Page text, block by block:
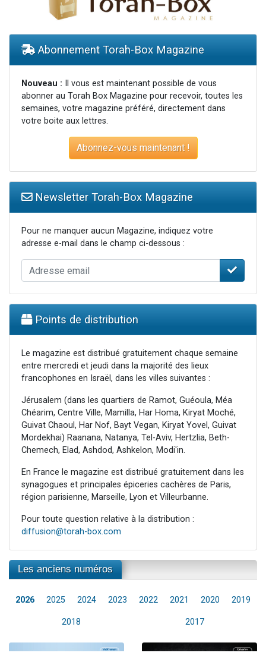
Abonnement Torah-Box Magazine
Nouveau : Il vous est maintenant possible de vous
abonner au Torah Box Magazine pour recevoir, toutes les
semaines, votre magazine préféré, directement dans
votre boite aux lettres.
Abonnez-vous maintenant !
Newsletter Torah-Box Magazine
Pour ne manquer aucun Magazine, indiquez votre
adresse e-mail dans le champ ci-dessous :
Points de distribution
Le magazine est distribué gratuitement chaque semaine
entre mercredi et jeudi dans la majorité des lieux
francophones en Israël, dans les villes suivantes :
Jérusalem (dans les quartiers de Ramot, Guéoula, Méa
Chéarim, Centre Ville, Mamilla, Har Homa, Kiryat Moché,
Guivat Chaoul, Har Nof, Bayt Vegan, Kiryat Yovel, Guivat
Mordekhai) Raanana, Natanya, Tel-Aviv, Hertzlia, Beth-
Chemech, Elad, Ashdod, Ashkelon, Modi'in.
En France le magazine est distribué gratuitement dans les
synagogues et principales épiceries cachères de Paris,
région parisienne, Marseille, Lyon et Villeurbanne.
Pour toute question relative à la distribution :
diffusion@torah-box.com
Les anciens numéros
2026 2025 2024 2023 2022 2021 2020 2019
2018 2017